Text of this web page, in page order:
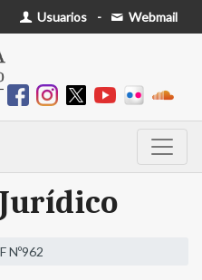
Usuarios - Webmail
Nº962